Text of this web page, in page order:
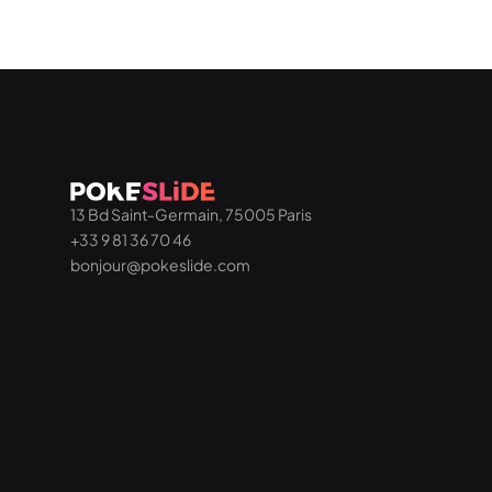
13 Bd Saint-Germain, 75005 Paris
+33 9 81 36 70 46
bonjour@pokeslide.com